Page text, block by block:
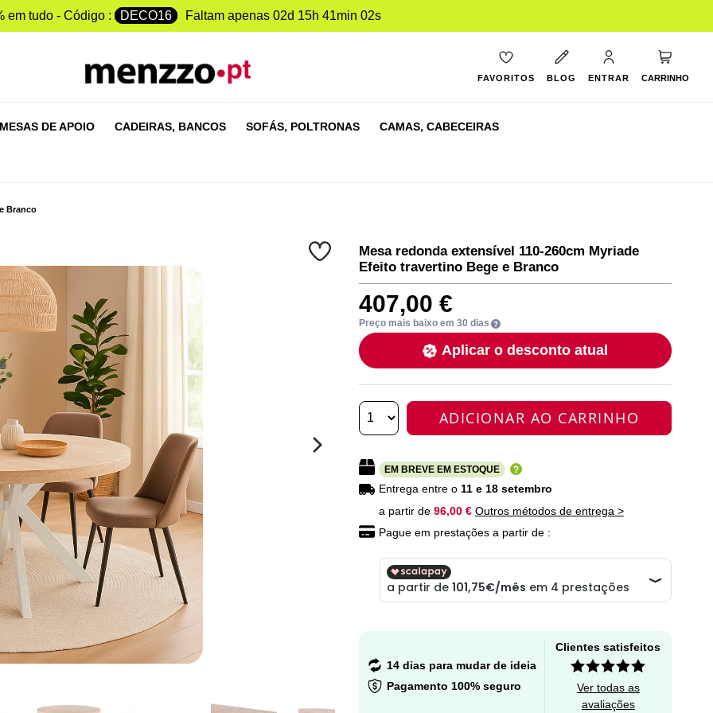
em tudo - Código : DECO16 Faltam apenas 02d 15h 41min 01s
FAVORITOS BLOG ENTRAR CARRINHO
MESAS DE APOIO CADEIRAS, BANCOS SOFÁS, POLTRONAS CAMAS, CABECEIRAS
Branco
Mesa redonda extensível 110-260cm Myriade
Efeito travertino Bege e Branco
407,00 €
Preço mais baixo em 30 dias
Aplicar o desconto atual
ADICIONAR AO CARRINHO
EM BREVE EM ESTOQUE
Entrega entre o 11 e 18 setembro
a partir de 96,00 € Outros métodos de entrega >
Pague em prestações a partir de :
14 dias para mudar de ideia
Pagamento 100% seguro
Clientes satisfeitos
Ver todas as
avaliações